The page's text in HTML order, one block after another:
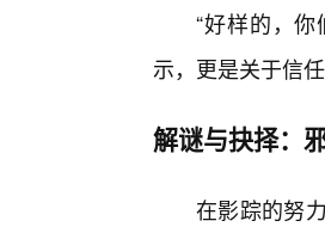
“好样的，
示，更是关于信
解谜与抉择：
在影踪的努